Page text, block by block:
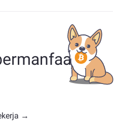
token utilitas,
lainnya. Alternatif umum
dengan kasus
serupa. Periksa semua
→